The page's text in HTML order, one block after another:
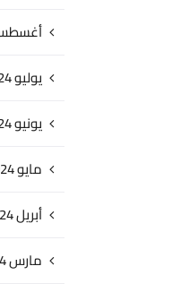
أغسطس
يوليو 2024
يونيو 2024
مايو 2024
أبريل 2024
مارس 2024